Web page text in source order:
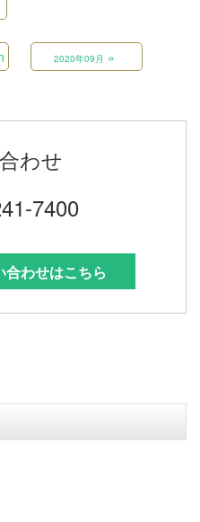
2020年09月 »
わせ
7400
合わせはこちら